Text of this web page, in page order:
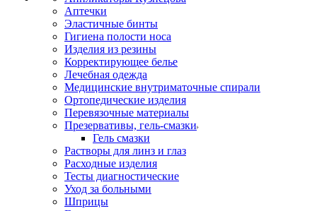
Аптечки
Эластичные бинты
Гигиена полости носа
Изделия из резины
Корректирующее белье
Лечебная одежда
Медицинские внутриматочные спирали
Ортопедические изделия
Перевязочные материалы
Презервативы, гель-смазки
Гель смазки
Растворы для линз и глаз
Расходные изделия
Тесты диагностические
Уход за больными
Шприцы